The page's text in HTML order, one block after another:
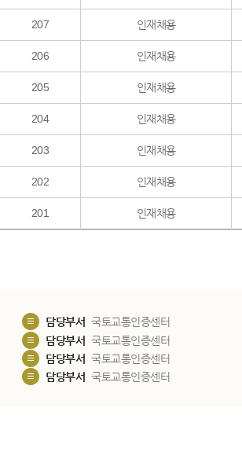
207 인재채용
206 인재채용
205 인재채용
204 인재채용
203 인재채용
202 인재채용
201 인재채용
담당부서 국토교통인증센터
담당부서 국토교통인증센터
담당부서 국토교통인증센터
담당부서 국토교통인증센터